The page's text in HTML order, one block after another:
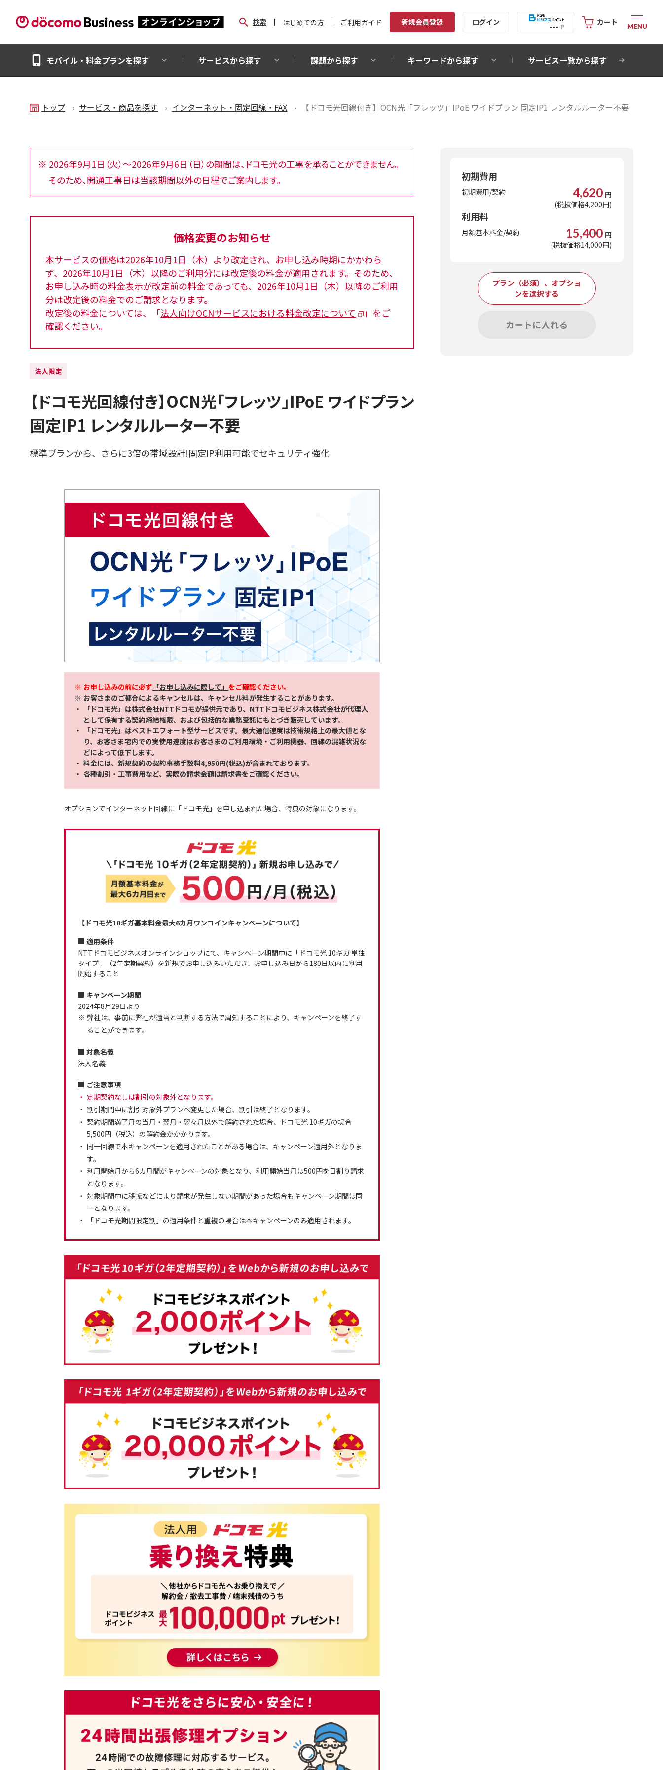
検索 はじめての方 ご利用ガイド 新規会員登録 ログイン --- P カート
モバイル・料金プランを探す サービスから探す 課題から探す キーワードから探す サービス一覧から探す
トップ サービス・商品を探す インターネット・固定回線・FAX 【ドコモ光回線付き】OCN光「フレッツ」IPoE ワイドプラン 固定IP1 レンタルルーター不要
2026年9月1日（火）～2026年9月6日（日）の期間は、ドコモ光の工事を承ることができません。
そのため、開通工事日は当該期間以外の日程でご案内します。
価格変更のお知らせ
本サービスの価格は2026年10月1日（木）より改定され、お申し込み時期にかかわら
ず、2026年10月1日（木）以降のご利用分には改定後の料金が適用されます。そのため、
お申し込み時の料金表示が改定前の料金であっても、2026年10月1日（木）以降のご利用
分は改定後の料金でのご請求となります。
改定後の料金については、「法人向けOCNサービスにおける料金改定について
」をご
確認ください。
【ドコモ光回線付き】OCN光「フレッツ」IPoE ワイドプラン
固定IP1 レンタルルーター不要
標準プランから、さらに3倍の帯域設計!固定IP利用可能でセキュリティ強化
お申し込みの前に必ず 「お申し込みに際して」 をご確認ください。
お客さまのご都合によるキャンセルは、キャンセル料が発生することがあります。
「ドコモ光」は株式会社NTTドコモが提供元であり、NTTドコモビジネス株式会社が代理人
として保有する契約締結権限、および包括的な業務受託にもとづき販売しています。
「ドコモ光」はベストエフォート型サービスです。最大通信速度は技術規格上の最大値とな
り、お客さま宅内での実使用速度はお客さまのご利用環境・ご利用機器、回線の混雑状況な
どによって低下します。
料金には、新規契約の契約事務手数料4,950円(税込)が含まれております。​
各種割引・工事費用など、実際の請求金額は請求書をご確認ください。
オプションでインターネット回線に「ドコモ光」を申し込まれた場合、特典の対象になります。
【ドコモ光10ギガ基本料金最大6カ月ワンコインキャンペーンについて】
適用条件
NTTドコモビジネスオンラインショップにて、キャンペーン期間中に「ドコモ光 10ギガ 単独
タイプ」（2年定期契約）を新規でお申し込みいただき、お申し込み日から180日以内に利用
開始すること
キャンペーン期間
2024年8月29日より
弊社は、事前に弊社が適当と判断する方法で周知することにより、キャンペーンを終了す
ることができます。
対象名義
法人名義
ご注意事項
定期契約なしは割引の対象外となります。
割引期間中に割引対象外プランへ変更した場合、割引は終了となります。
契約期間満了月の当月・翌月・翌々月以外で解約された場合、ドコモ光 10ギガの場合
5,500円（税込）の解約金がかかります。
同一回線で本キャンペーンを適用されたことがある場合は、キャンペーン適用外となりま
す。
利用開始月から6カ月間がキャンペーンの対象となり、利用開始当月は500円を日割り請求
となります。
対象期間中に移転などにより請求が発生しない期間があった場合もキャンペーン期間は同
一となります。
「ドコモ光期間限定割」の適用条件と重複の場合は本キャンペーンのみ適用されます。
初期費用
初期費用/契約 4,620 円
(税抜価格4,200円)
利用料
月額基本料金/契約 15,400 円
(税抜価格14,000円)
プラン（必須）、オプショ
ンを選択する